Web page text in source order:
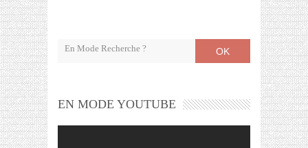
OK
EN MODE YOUTUBE